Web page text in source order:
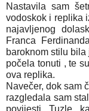
Nastavila sam
vodoskok i replika
najavljenog
Franca
baroknom stilu
počela tonuti , te
ova replika.
Navečer, dok sam
razgledala sam
povijesti Tuzle